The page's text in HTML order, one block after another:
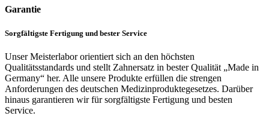
Garantie
Sorgfältigste Fertigung und bester Service
Unser Meisterlabor orientiert sich an den höchsten
Qualitätsstandards und stellt Zahnersatz in bester Qualität „Made in
Germany“ her. Alle unsere Produkte erfüllen die strengen
Anforderungen des deutschen Medizinproduktegesetzes. Darüber
hinaus garantieren wir für sorgfältigste Fertigung und besten
Service.